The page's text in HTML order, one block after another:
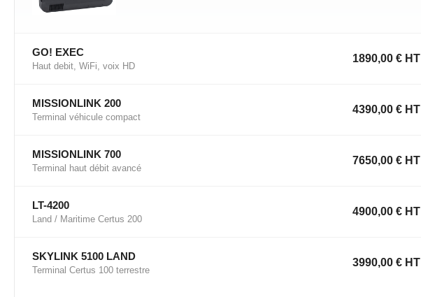
GO! EXEC
Haut debit, WiFi, voix HD
1890,00 € HT
MISSIONLINK 200
Terminal véhicule compact
4390,00 € HT
MISSIONLINK 700
Terminal haut débit avancé
7650,00 € HT
LT-4200
Land / Maritime Certus 200
4900,00 € HT
SKYLINK 5100 LAND
Terminal Certus 100 terrestre
3990,00 € HT